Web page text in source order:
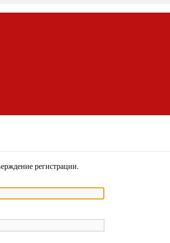
регистрации.